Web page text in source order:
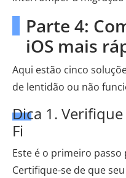
Parte 4:
iOS mais
Aqui estão cinco
de lentidão ou não
Dica 1.
Fi
Este é o primeiro
Certifique-se de que